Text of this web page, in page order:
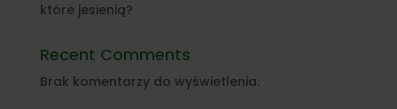
które jesienią?
Recent Comments
Brak komentarzy do wyświetlenia.